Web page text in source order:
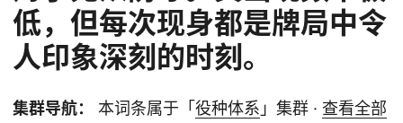
低，但每次现身都是牌局中令
人印象深刻的时刻。
集群导航： 本词条属于「 役种体系 」集群 · 查看全部